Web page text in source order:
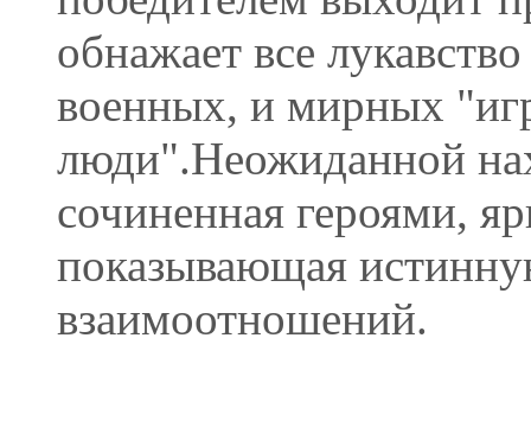
обнажает все
военных, и мирных
люди".Неожиданной
сочиненная героями,
показывающая
взаимоотношений.